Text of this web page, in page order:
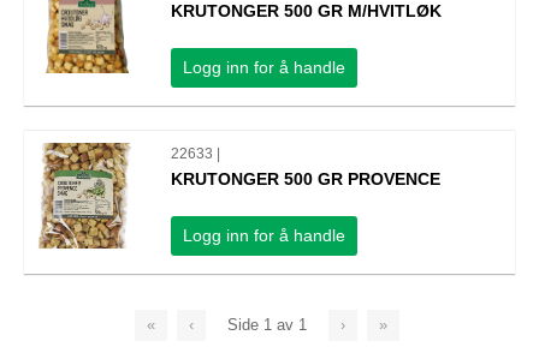
KRUTONGER 500 GR M/HVITLØK
Logg inn for å handle
22633 |
KRUTONGER 500 GR PROVENCE
Logg inn for å handle
« ‹ Side 1 av 1 › »